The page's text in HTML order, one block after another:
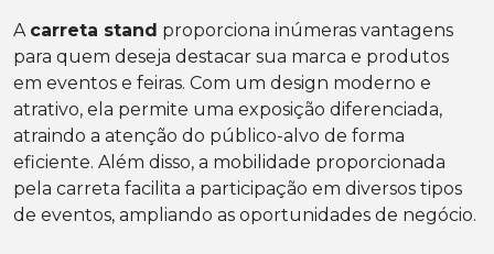
A carreta stand proporciona inúmeras vantagens
para quem deseja destacar sua marca e produtos
em eventos e feiras. Com um design moderno e
atrativo, ela permite uma exposição diferenciada,
atraindo a atenção do público-alvo de forma
eficiente. Além disso, a mobilidade proporcionada
pela carreta facilita a participação em diversos tipos
de eventos, ampliando as oportunidades de negócio.